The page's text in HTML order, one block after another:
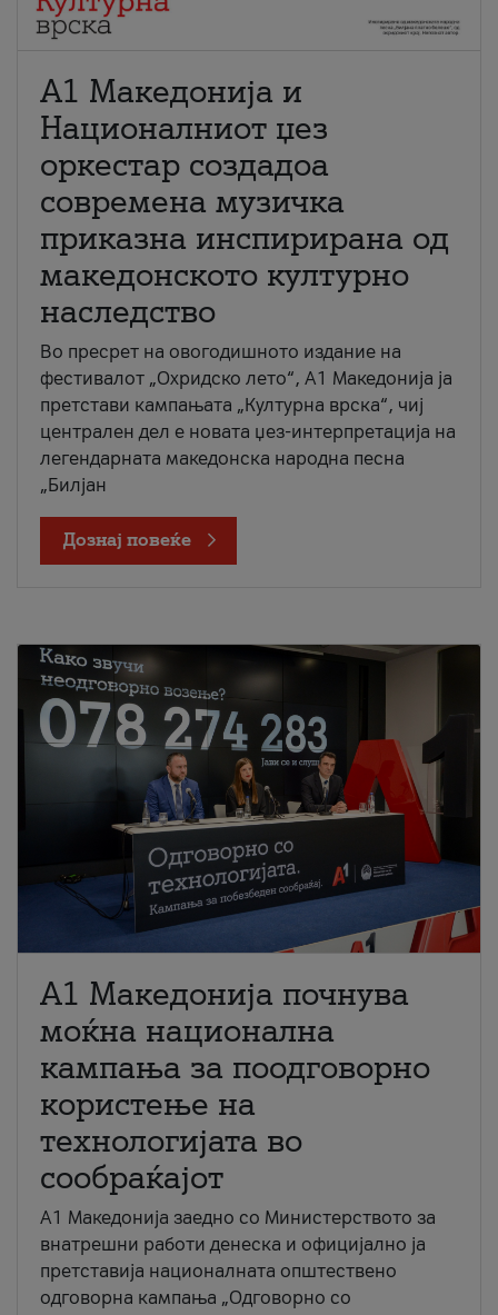
А1 Македонија и
Националниот џез
оркестар создадоа
современа музичка
приказна инспирирана од
македонското културно
наследство
Во пресрет на овогодишното издание на
фестивалот „Охридско лето“, А1 Македонија ја
претстави кампањата „Културна врска“, чиј
централен дел е новата џез-интерпретација на
легендарната македонска народна песна
„Билјан
Дознај повеќе
A1 Македонија почнува
моќна национална
кампања за поодговорно
користење на
технологијата во
сообраќајот
A1 Македонија заедно со Министерството за
внатрешни работи денеска и официјално ја
претставија националната општествено
одговорна кампања „Одговорно со